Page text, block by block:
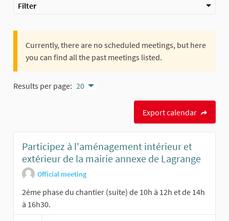
Filter
Currently, there are no scheduled meetings, but here
you can find all the past meetings listed.
Results per page: 20
Export calendar
Participez à l'aménagement intérieur et
extérieur de la mairie annexe de Lagrange
Official meeting
2ème phase du chantier (suite) de 10h à 12h et de 14h
à 16h30.